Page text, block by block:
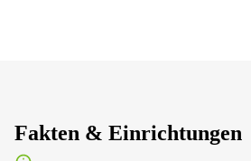
Fakten & Einrichtungen